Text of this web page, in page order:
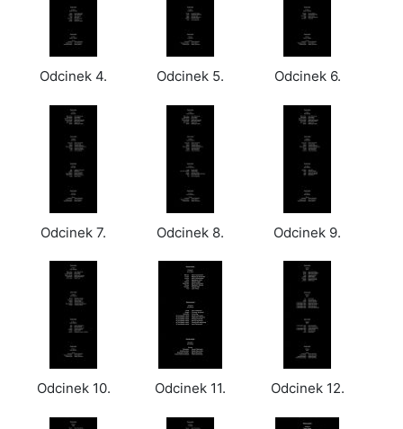
Odcinek 4. Odcinek 5. Odcinek 6.
Odcinek 7. Odcinek 8. Odcinek 9.
Odcinek 10. Odcinek 11. Odcinek 12.